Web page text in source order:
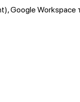
Google